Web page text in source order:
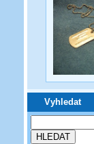
Vyhledat